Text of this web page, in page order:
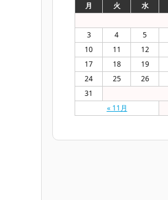
月
火 水
« 11月
3
4 5
10
11 12
17
18 19
24
25 26
31